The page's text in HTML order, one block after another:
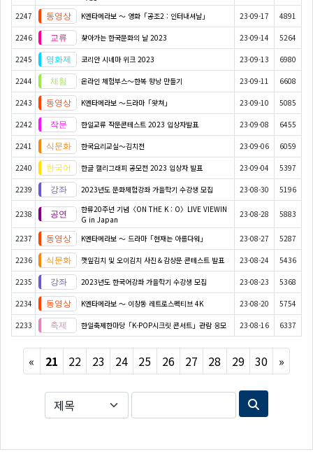
2247
K엔타메라보 ～ 영화「공조2 : 인터내셔날」 23-09-17 4891
2246 찾아가는 한국문화의 날 2023 23-09-14 5264
2245 코리안 시네마 위크 2023 23-09-13 6980
2244 온라인 체험부스〜한복 향낭 만들기 23-09-11 6608
2243 K엔타메라보 ～드라마「왓쳐」 23-09-10 5085
2242 한일교류 작문콘테스트 2023 입상자발표 23-09-08 6455
2241 한국요리교실〜김치전 23-09-06 6059
2240 한글 캘리그래피 공모전 2023 입상자 발표 23-09-04 5397
2239 2023년도 문화체험강좌 가을학기 수강생 모집 23-08-30 5196
2238
한류20주년 기념〈ON THE K : O〉LIVE VIEWIN
G in Japan
23-08-28 5883
2237 K엔타메라보 ～ 드라마「현재는 아름다워」 23-08-27 5287
2236 깻잎김치 및 오이김치 사진＆감상문 콘테스트 발표 23-08-24 5436
2235 2023년도 한국어강좌 가을학기 수강생 모집 23-08-23 5368
2234 K엔타메라보 ～ 이창동 레트로스펙티브 4K 23-08-20 5754
2233 한일축제한마당「K-POP시크릿 콘서트」관람 응모 23-08-16 6337
« Previous
21 22 23 24 25 26 27 28 29 30 »Next